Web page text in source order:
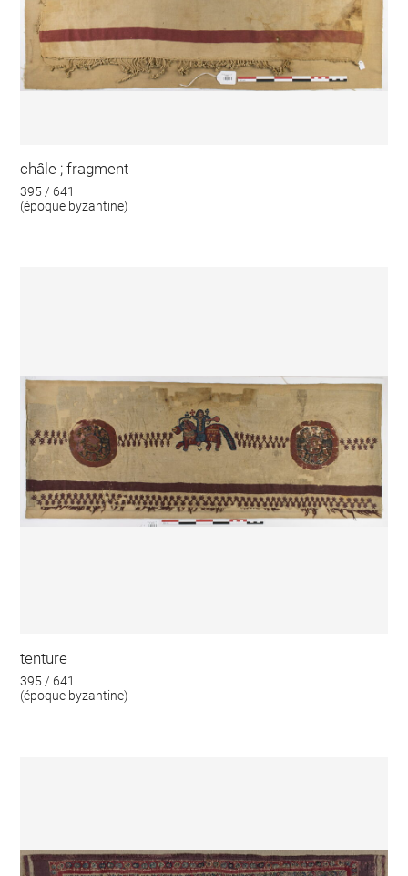
châle ; fragment
395 / 641
(époque byzantine)
tenture
395 / 641
(époque byzantine)